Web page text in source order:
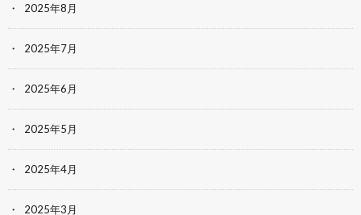
2025年8月
2025年7月
2025年6月
2025年5月
2025年4月
2025年3月